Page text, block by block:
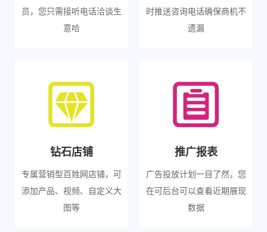
员，您只需接听电话洽谈生
意哈
时推送咨询电话确保商机不
遗漏
钻石店铺
专属营销型百姓网店铺，可
添加产品、视频、自定义大
图等
推广报表
广告投放计划一目了然，您
在可后台可以查看近期展现
数据